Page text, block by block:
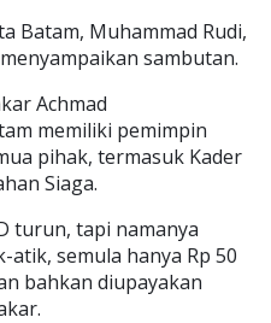
Batam, Muhammad Rudi,
sambutan.
Achmad
memiliki pemimpin
pihak, termasuk Kader
Siaga.
turun, tapi namanya
semula hanya Rp 50
bahkan diupayakan